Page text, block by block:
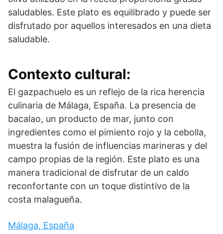
saludables. Este plato es equilibrado y puede ser
disfrutado por aquellos interesados en una dieta
saludable.
Contexto cultural:
El gazpachuelo es un reflejo de la rica herencia
culinaria de Málaga, España. La presencia de
bacalao, un producto de mar, junto con
ingredientes como el pimiento rojo y la cebolla,
muestra la fusión de influencias marineras y del
campo propias de la región. Este plato es una
manera tradicional de disfrutar de un caldo
reconfortante con un toque distintivo de la
costa malagueña.
Málaga, España